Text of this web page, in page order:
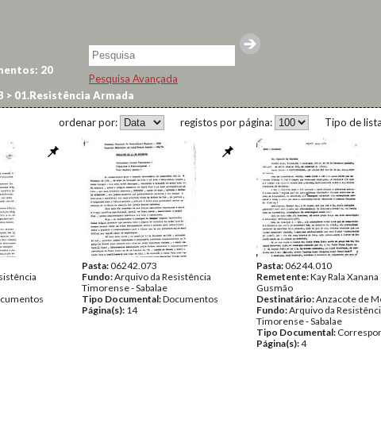
Pesquisa Avançada
20
> 01.Resistência Armada
Tipo de
registos por página:
ordenar por:
Pasta:06242.073
Fundo:Arquivo da Resistência
Timorense - Sabalae
Tipo Documental:Documentos
Página(s): 14
Pasta:06244.010
Remetente:Kay Rala Xanana
Gusmão
Destinatário:Anzacote de
Fundo:Arquivo da
Timorense - Sabalae
Tipo Documental:
Página(s):4